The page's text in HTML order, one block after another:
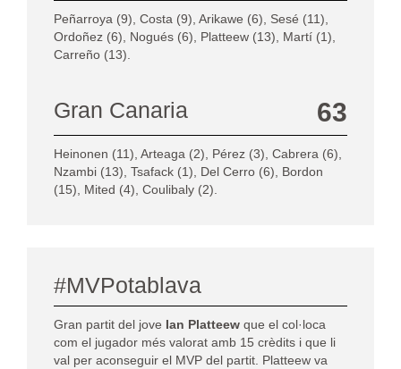
Peñarroya (9), Costa (9), Arikawe (6), Sesé (11),
Ordoñez (6), Nogués (6), Platteew (13), Martí (1),
Carreño (13).
Gran Canaria 63
Heinonen (11), Arteaga (2), Pérez (3), Cabrera (6),
Nzambi (13), Tsafack (1), Del Cerro (6), Bordon
(15), Mited (4), Coulibaly (2).
#MVPotablava
Gran partit del jove Ian Platteew que el col·loca
com el jugador més valorat amb 15 crèdits i que li
val per aconseguir el MVP del partit. Platteew va